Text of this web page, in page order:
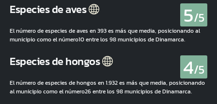
Especies de aves 5/5
El número de especies de aves en 393 es más que media, posicionando al
municipio como el número10 entre los 98 municipios de Dinamarca.
Especies de hongos 4/5
El número de especies de hongos en 1.932 es más que media, posicionando
al municipio como el número26 entre los 98 municipios de Dinamarca.